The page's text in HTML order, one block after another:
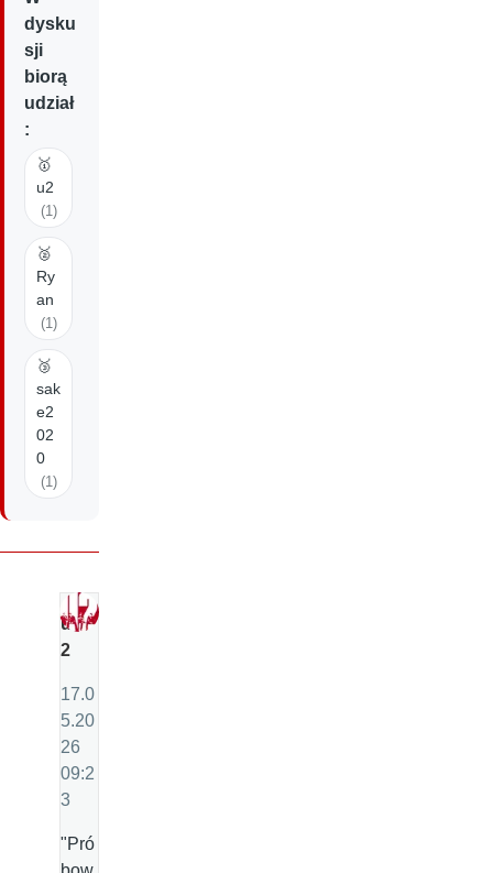
dysku
sji
biorą
udział
:
🥇
u2
(1)
🥈
Ry
an
(1)
🥉
sak
e2
02
0
(1)
u
2
17.0
5.20
26
09:2
3
"Pró